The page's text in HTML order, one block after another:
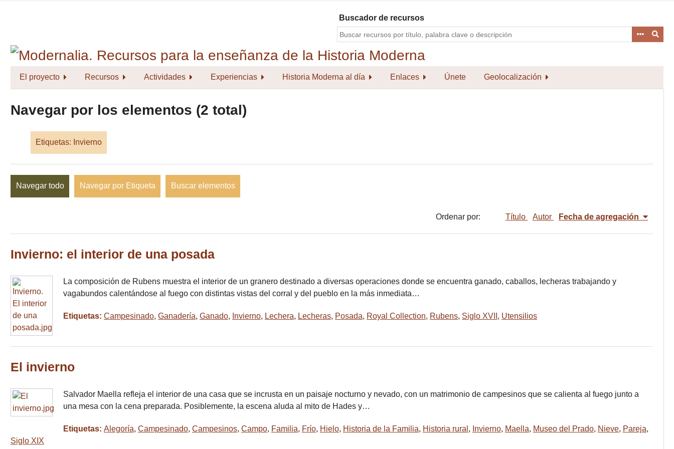
Buscador de recursos
El proyecto Recursos Actividades Experiencias Historia Moderna al día Enlaces Únete Geolocalización
Navegar por los elementos (2 total)
Etiquetas: Invierno
Navegar todo Navegar por Etiqueta Buscar elementos
Ordenar por: Título Autor Fecha de agregación
Invierno: el interior de una posada
La composición de Rubens muestra el interior de un granero destinado a diversas operaciones donde se encuentra ganado, caballos, lecheras trabajando y
vagabundos calentándose al fuego con distintas vistas del corral y del pueblo en la más inmediata…
Etiquetas: Campesinado, Ganadería, Ganado, Invierno, Lechera, Lecheras, Posada, Royal Collection, Rubens, Siglo XVII , Utensilios
El invierno
Salvador Maella refleja el interior de una casa que se incrusta en un paisaje nocturno y nevado, con un matrimonio de campesinos que se calienta al fuego junto a
una mesa con la cena preparada. Posiblemente, la escena aluda al mito de Hades y…
Etiquetas: Alegoría, Campesinado, Campesinos, Campo, Familia, Frío, Hielo, Historia de la Familia, Historia rural , Invierno, Maella, Museo del Prado, Nieve, Pareja,
Siglo XIX